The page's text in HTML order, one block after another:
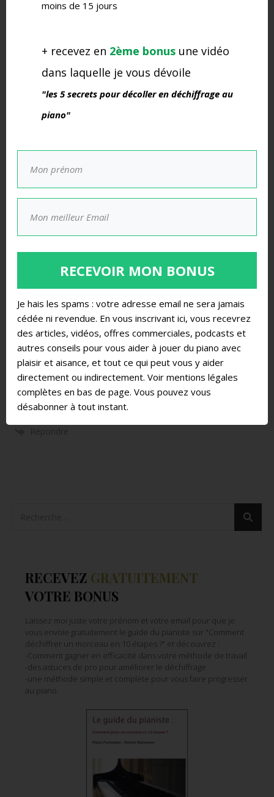
Jessica M
Même si ça peut sembler évident de se trouver dans un
endroit calme et de lâcher son smartphone, on n’y pense
Répondre
Auteur
Rachel
Répondre àJessica M
Répondre
Angélique
Article et vidéo très intéressante ! Je crois que le plus dur
est de lâcher son téléphone… Sinon, tous ces conseils
améliorent grandement notre pratique instrumentale.
Merci Rachel 🙂
RECEVEZ GRATUITEMENT
VOTRE BONUS
Laissez moi juste votre prénom et votre email pour que je
vous envoie gratuitement le guide du pianiste sur "Comment
déchiffrer un morceau en 10 étapes ?" et découvrez :
-Comment gagner en efficacité dans votre méthode de travail
-des astuces de pro pour améliorer le déchiffrage
-une méthode simple et complète pour vous faire progresser
au piano.
moins de 15 jours
+ recevez en 2ème bonus une vidéo
dans laquelle je vous dévoile
"les 5 secrets pour décoller en déchiffrage au
piano"
RECEVOIR MON BONUS
Je hais les spams : votre adresse email ne sera jamais
cédée ni revendue. En vous inscrivant ici, vous recevrez
des articles, vidéos, offres commerciales, podcasts et
autres conseils pour vous aider à jouer du piano avec
plaisir et aisance, et tout ce qui peut vous y aider
directement ou indirectement. Voir mentions légales
complètes en bas de page. Vous pouvez vous
désabonner à tout instant.